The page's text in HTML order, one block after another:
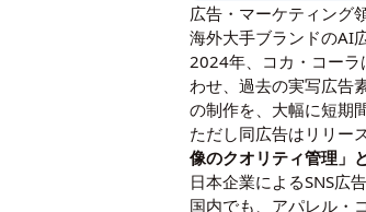
広告・マーケティング
海外大手ブランドのAI
2024年、コカ・コー
わせ、過去の実写広告
の制作を、大幅に短期
ただし同広告はリリー
像のクオリティ管理」
日本企業によるSNS広
国内でも、アパレル・